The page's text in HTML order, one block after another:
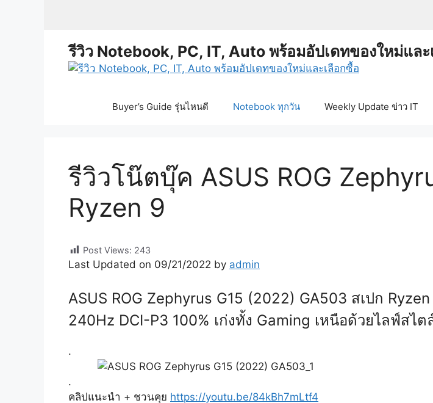
รีวิว Notebook, PC, IT, Auto พร้อมอัปเดทของใหม่และ
Buyer’s Guide รุ่นไหนดี Notebook ทุกวัน Weekly Update ข่าว IT
รีวิวโน๊ตบุ๊ค ASUS ROG
Ryzen 9
Post Views: 243
Last Updated on 09/21/2022 by admin
ASUS ROG Zephyrus G15 (2022) GA503 สเปก
240Hz DCI-P3 100% เก่งทั้ง Gaming เหนือด้วยไลฟ์สไต
.
.
คลิปแนะนำ + ชวนคุย https://youtu.be/84kBh7mLtf4